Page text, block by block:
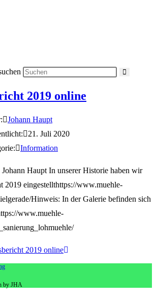
2019 online
Johann Haupt
21. Juli 2020
Information
Haupt In unserer Historie haben wir
2019 eingestellthttps://www.muehle-
Hinweis: In der Galerie befinden sich
www.muehle-
2019 online
by JHA